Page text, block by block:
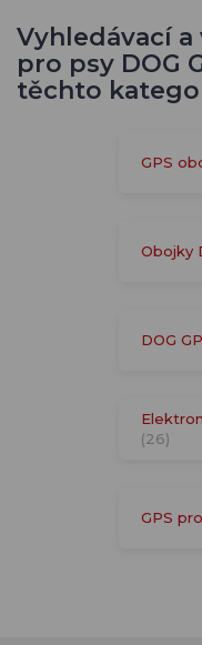
Vyhledávací
pro psy DOG
těchto
GPS
Obojky
DOG
(26)
GPS